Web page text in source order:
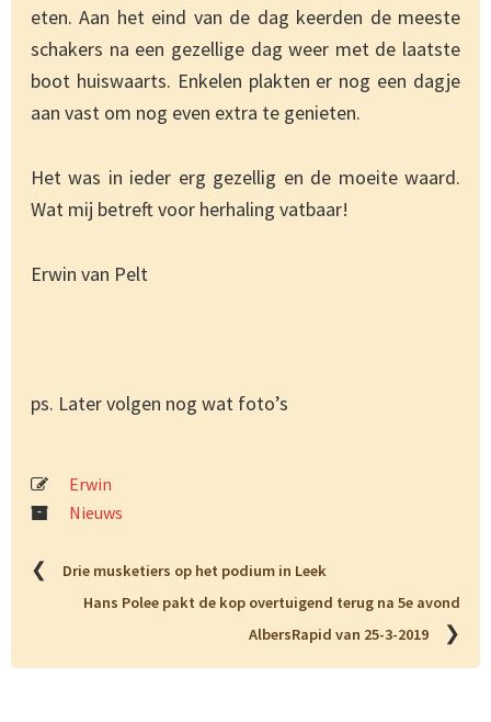
eten. Aan het eind van de dag keerden de meeste
schakers na een gezellige dag weer met de laatste
boot huiswaarts. Enkelen plakten er nog een dagje
aan vast om nog even extra te genieten.
Het was in ieder erg gezellig en de moeite waard.
Wat mij betreft voor herhaling vatbaar!
Erwin van Pelt
ps. Later volgen nog wat foto’s
Erwin
Nieuws
❮
Drie musketiers op het podium in Leek
Hans Polee pakt de kop overtuigend terug na 5e avond
AlbersRapid van 25-3-2019
❯